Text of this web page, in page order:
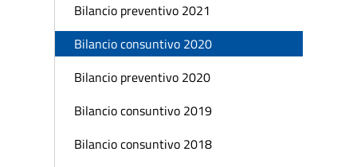
Bilancio preventivo 2021
Bilancio consuntivo 2020
Bilancio preventivo 2020
Bilancio consuntivo 2019
Bilancio consuntivo 2018